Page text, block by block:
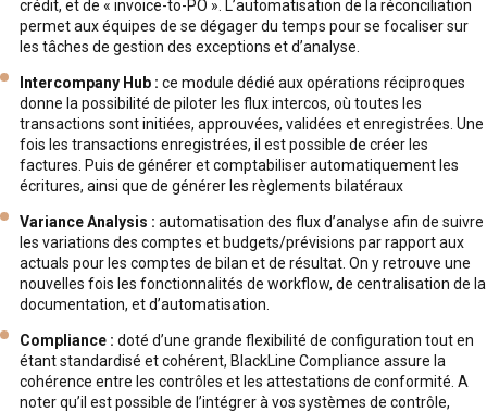
crédit, et de « invoice-to-PO ». L’automatisation de la réconciliation
permet aux équipes de se dégager du temps pour se focaliser sur
les tâches de gestion des exceptions et d’analyse.
Intercompany Hub : ce module dédié aux opérations réciproques
donne la possibilité de piloter les flux intercos, où toutes les
transactions sont initiées, approuvées, validées et enregistrées. Une
fois les transactions enregistrées, il est possible de créer les
factures. Puis de générer et comptabiliser automatiquement les
écritures, ainsi que de générer les règlements bilatéraux
Variance Analysis : automatisation des flux d’analyse afin de suivre
les variations des comptes et budgets/prévisions par rapport aux
actuals pour les comptes de bilan et de résultat. On y retrouve une
nouvelles fois les fonctionnalités de workflow, de centralisation de la
documentation, et d’automatisation.
Compliance : doté d’une grande flexibilité de configuration tout en
étant standardisé et cohérent, BlackLine Compliance assure la
cohérence entre les contrôles et les attestations de conformité. A
noter qu’il est possible de l’intégrer à vos systèmes de contrôle,